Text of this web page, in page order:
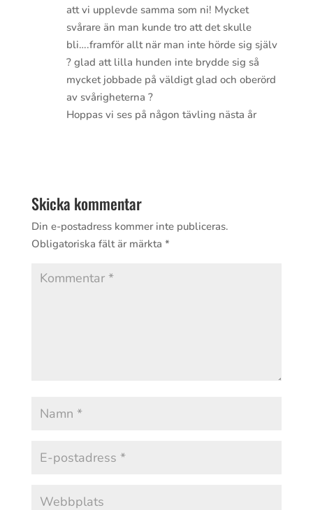
att vi upplevde samma som ni! Mycket
svårare än man kunde tro att det skulle
bli….framför allt när man inte hörde sig själv
? glad att lilla hunden inte brydde sig så
mycket jobbade på väldigt glad och oberörd
av svårigheterna ?
Hoppas vi ses på någon tävling nästa år
Skicka kommentar
Din e-postadress kommer inte publiceras.
Obligatoriska fält är märkta *